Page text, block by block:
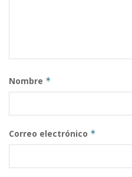
Nombre *
Correo electrónico *